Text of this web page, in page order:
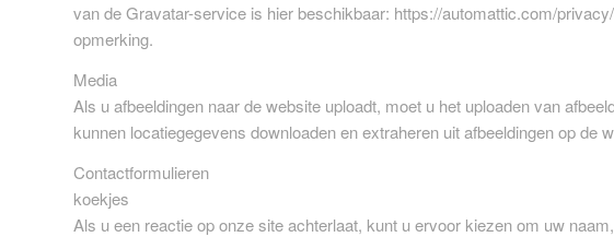
van de Gravatar-service is hier beschikbaar: https://automattic.com/
opmerking.
Media
Als u afbeeldingen naar de website uploadt, moet u het uploaden van
kunnen locatiegegevens downloaden en extraheren uit afbeeldingen op de
Contactformulieren
koekjes
Als u een reactie op onze site achterlaat, kunt u ervoor kiezen om uw